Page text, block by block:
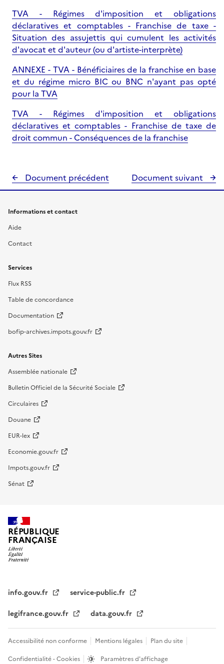
TVA - Régimes d'imposition et obligations
déclaratives et comptables - Franchise de taxe -
Situation des assujettis qui cumulent les activités
d'avocat et d'auteur (ou d'artiste-interprète)
ANNEXE - TVA - Bénéficiaires de la franchise en base
et du régime micro BIC ou BNC n'ayant pas opté
pour la TVA
TVA - Régimes d'imposition et obligations
déclaratives et comptables - Franchise de taxe de
droit commun - Conséquences de la franchise
Document précédent Document suivant
Informations et contact
Aide
Contact
Services
Flux RSS
Table de concordance
Documentation
bofip-archives.impots.gouv.fr
Autres Sites
Assemblée nationale
Bulletin Officiel de la Sécurité Sociale
Circulaires
Douane
EUR-lex
Economie.gouv.fr
Impots.gouv.fr
Sénat
RÉPUBLIQUE
FRANÇAISE
info.gouv.fr
service-public.fr
legifrance.gouv.fr
data.gouv.fr
Accessibilité non conforme Mentions légales
Plan du site
Confidentialité - Cookies
Paramètres d'affichage